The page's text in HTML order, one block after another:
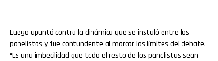
Luego apuntó contra la dinámica que se instaló entre los
panelistas y fue contundente al marcar los límites del debate.
“Es una imbecilidad que todo el resto de los panelistas sean